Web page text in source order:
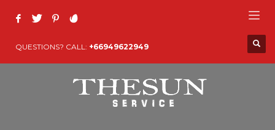
QUESTIONS? CALL: +66949622949